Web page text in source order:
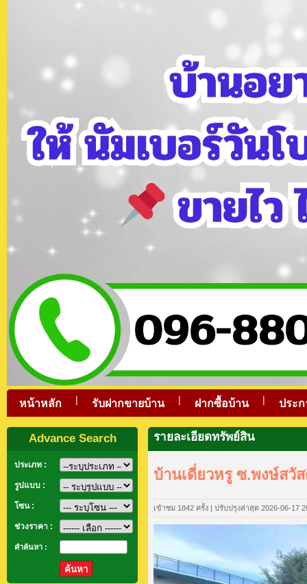
หน้าหลัก | รับฝากขายบ้าน | ฝากซื้อบ้าน | ประ
Advance Search
ประเภท :
รูปแบบ :
โซน :
ช่วงราคา :
คำค้นหา :
ค้นหา
รายละเอียดทรัพย์สิน
บ้านเดี่ยวหรู ซ.พงษ์สวั
เข้าชม 1842 ครั้ง | ปรับปรุงล่าสุด 2026-06-17